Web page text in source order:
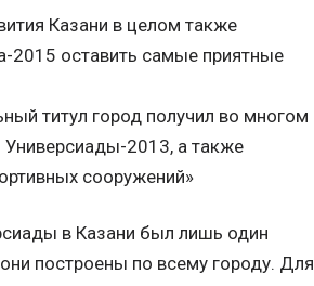
Казани в целом также
2015 оставить самые приятные
титул город получил во многом
Универсиады-2013, а также
сооружений»
в Казани был лишь один
построены по всему городу. Для